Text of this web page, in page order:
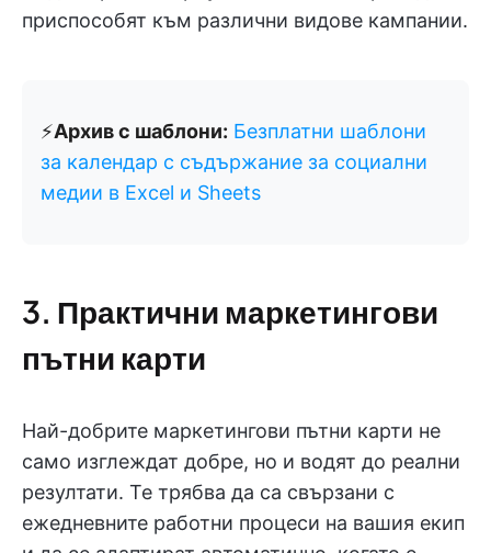
приспособят към различни видове кампании.
⚡️Архив с шаблони: Безплатни шаблони
за календар с съдържание за социални
медии в Excel и Sheets
3. Практични маркетингови
пътни карти
Най-добрите маркетингови пътни карти не
само изглеждат добре, но и водят до реални
резултати. Те трябва да са свързани с
ежедневните работни процеси на вашия екип